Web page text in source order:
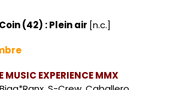
(42) : Plein air [n.c.]
MUSIC EXPERIENCE MMX